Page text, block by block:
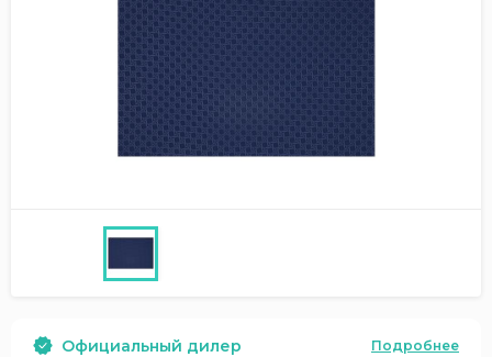
Официальный дилер Подробнее